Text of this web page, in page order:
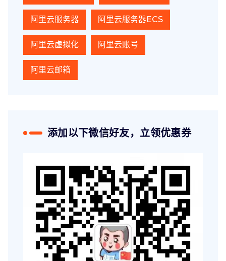
阿里云服务器 阿里云服务器ECS
阿里云虚拟化 阿里云账号
阿里云邮箱
添加以下微信好友，立领优惠券